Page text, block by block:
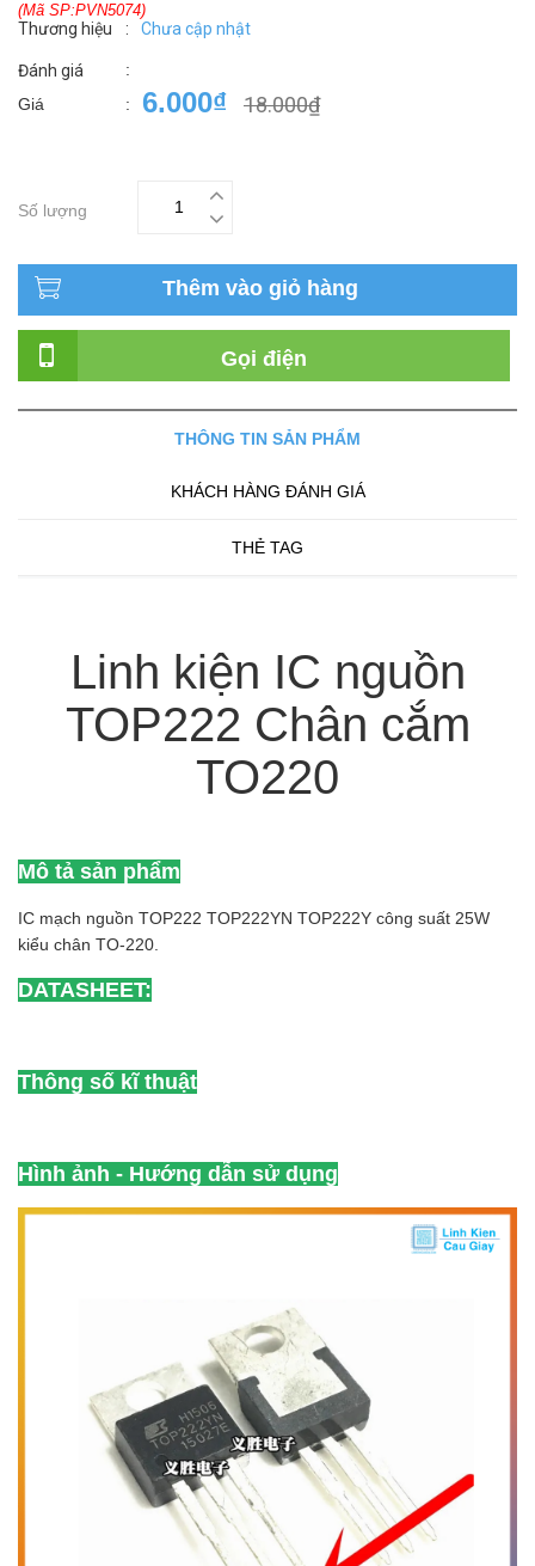
(Mã SP:PVN5074)
Thương hiệu : Chưa cập nhật
Đánh giá
:
Giá
: 6.000₫ 18.000₫
Số lượng
Thêm vào giỏ hàng
Gọi điện
THÔNG TIN SẢN PHẨM
KHÁCH HÀNG ĐÁNH GIÁ
THẺ TAG
Linh kiện IC nguồn
TOP222 Chân cắm
TO220
Mô tả sản phẩm
IC mạch nguồn TOP222 TOP222YN TOP222Y công suất 25W
kiểu chân TO-220.
DATASHEET:
Thông số kĩ thuật
Hình ảnh - Hướng dẫn sử dụng